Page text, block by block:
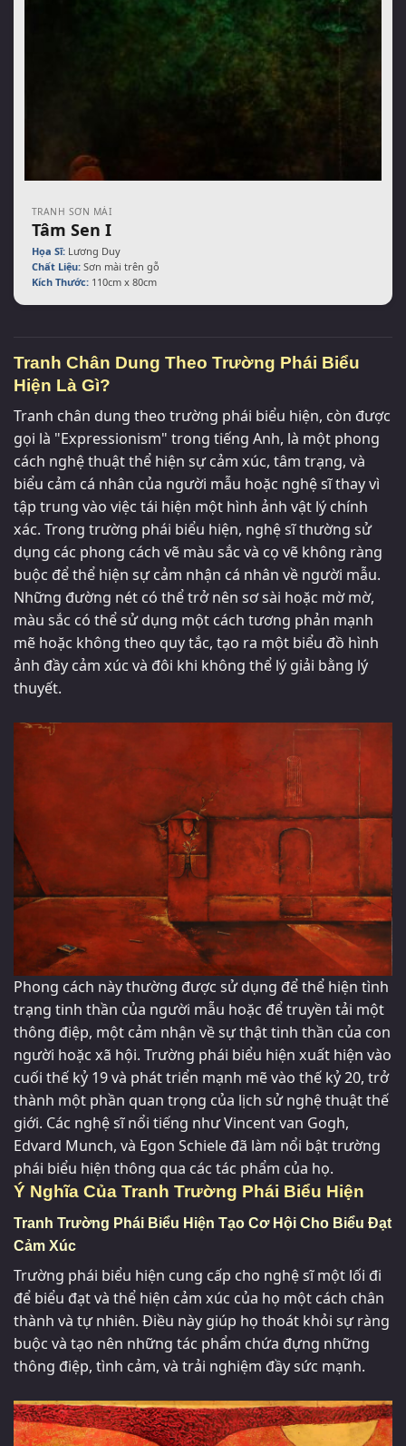
TRANH SƠN MÀI
Tâm Sen I
Họa Sĩ:Lương Duy
Chất Liệu:Sơn mài trên gỗ
Kích Thước:110cm x 80cm
Tranh Chân Dung Theo Trường Phái Biểu
Hiện Là Gì?
Tranh chân dung theo trường phái biểu hiện, còn được
gọi là "Expressionism" trong tiếng Anh, là một phong
cách nghệ thuật thể hiện sự cảm xúc, tâm trạng, và
biểu cảm cá nhân của người mẫu hoặc nghệ sĩ thay vì
tập trung vào việc tái hiện một hình ảnh vật lý chính
xác. Trong trường phái biểu hiện, nghệ sĩ thường sử
dụng các phong cách vẽ màu sắc và cọ vẽ không ràng
buộc để thể hiện sự cảm nhận cá nhân về người mẫu.
Những đường nét có thể trở nên sơ sài hoặc mờ mờ,
màu sắc có thể sử dụng một cách tương phản mạnh
mẽ hoặc không theo quy tắc, tạo ra một biểu đồ hình
ảnh đầy cảm xúc và đôi khi không thể lý giải bằng lý
thuyết.
Phong cách này thường được sử dụng để thể hiện tình
trạng tinh thần của người mẫu hoặc để truyền tải một
thông điệp, một cảm nhận về sự thật tinh thần của con
người hoặc xã hội. Trường phái biểu hiện xuất hiện vào
cuối thế kỷ 19 và phát triển mạnh mẽ vào thế kỷ 20, trở
thành một phần quan trọng của lịch sử nghệ thuật thế
giới. Các nghệ sĩ nổi tiếng như Vincent van Gogh,
Edvard Munch, và Egon Schiele đã làm nổi bật trường
phái biểu hiện thông qua các tác phẩm của họ.
Ý Nghĩa Của Tranh Trường Phái Biểu Hiện
Tranh Trường Phái Biểu Hiện Tạo Cơ Hội Cho Biểu Đạt
Cảm Xúc
Trường phái biểu hiện cung cấp cho nghệ sĩ một lối đi
để biểu đạt và thể hiện cảm xúc của họ một cách chân
thành và tự nhiên. Điều này giúp họ thoát khỏi sự ràng
buộc và tạo nên những tác phẩm chứa đựng những
thông điệp, tình cảm, và trải nghiệm đầy sức mạnh.